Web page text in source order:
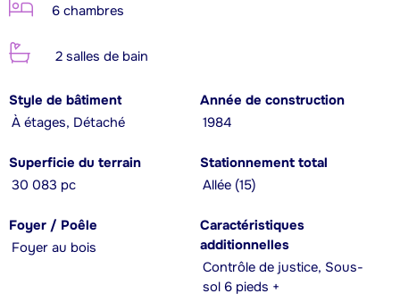
6 chambres
2 salles de bain
Style de bâtiment
À étages, Détaché
Année de construction
1984
Superficie du terrain
30 083 pc
Stationnement total
Allée (15)
Foyer / Poêle
Foyer au bois
Caractéristiques
additionnelles
Contrôle de justice, Sous-
sol 6 pieds +